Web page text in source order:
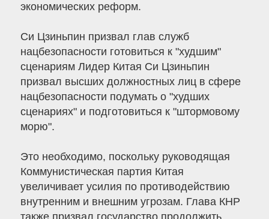
экономических реформ.
Си Цзиньпин призвал глав служб
нацбезопасности готовиться к "худшим"
сценариям Лидер Китая Си Цзиньпин
призвал высших должностных лиц в сфере
нацбезопасности подумать о "худших
сценариях" и подготовиться к "штормовому
морю".
Это необходимо, поскольку руководящая
Коммунистическая партия Китая
увеличивает усилия по противодействию
внутренним и внешним угрозам. Глава КНР